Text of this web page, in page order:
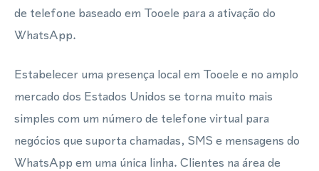
de telefone baseado em Tooele para a ativação do
WhatsApp.
Estabelecer uma presença local em Tooele e no amplo
mercado dos Estados Unidos se torna muito mais
simples com um número de telefone virtual para
negócios que suporta chamadas, SMS e mensagens do
WhatsApp em uma única linha. Clientes na área de